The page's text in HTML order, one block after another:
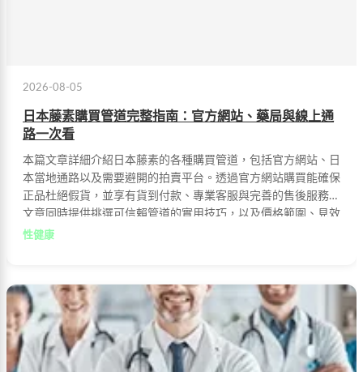
2026-08-05
日本藤素購買管道完整指南：官方網站、藥局與線上通
路一次看
本篇文章詳細介紹日本藤素的各種購買管道，包括官方網站、日
本當地通路以及需要避開的拍賣平台。透過官方網站購買能確保
正品杜絕假貨，並享有貨到付款、專業客服與完善的售後服務。
文章同時提供挑選可信賴管道的實用技巧，以及價格範圍、見效
時間等常見疑問解答，協助消費者做出最正確的購買選擇。
性健康